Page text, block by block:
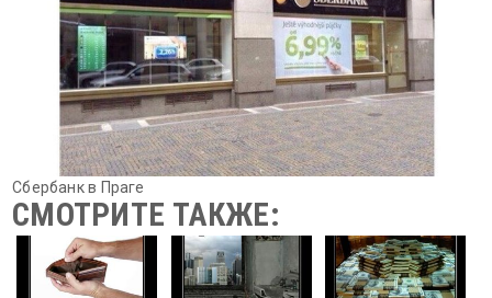
Сбербанк в Праге
СМОТРИТЕ ТАКЖЕ: